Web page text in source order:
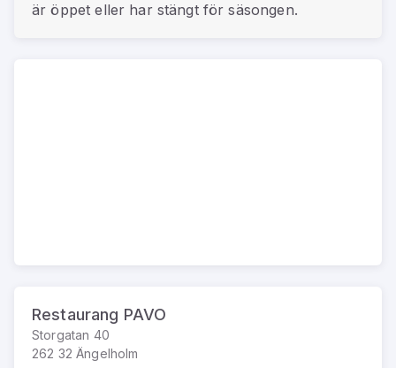
är öppet eller har stängt för säsongen.
Restaurang PAVO
Storgatan 40
262 32 Ängelholm